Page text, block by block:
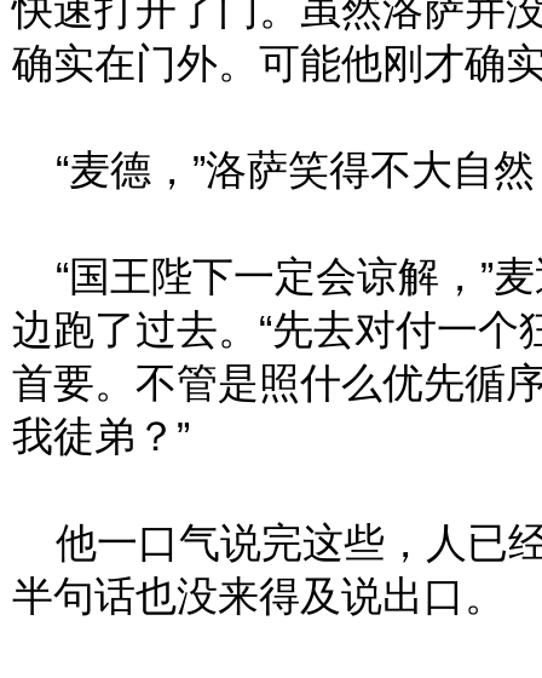
快速打开了门。虽然洛萨并
确实在门外。可能他刚才确
“麦德，”洛萨笑得不大自
“国王陛下一定会谅解，”
边跑了过去。“先去对付一
首要。不管是照什么优先循
我徒弟？”
他一口气说完这些，人已
半句话也没来得及说出口。